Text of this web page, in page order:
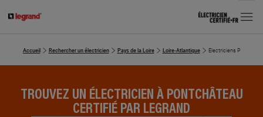
MENU
Accueil Rechercher un électricien Pays de la Loire Loire-Atlantique Electriciens
TROUVEZ UN ÉLECTRICIEN À PONTCHÂTEAU
CERTIFIÉ PAR LEGRAND